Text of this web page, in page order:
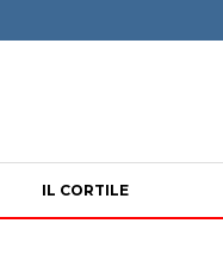
IL CORTILE